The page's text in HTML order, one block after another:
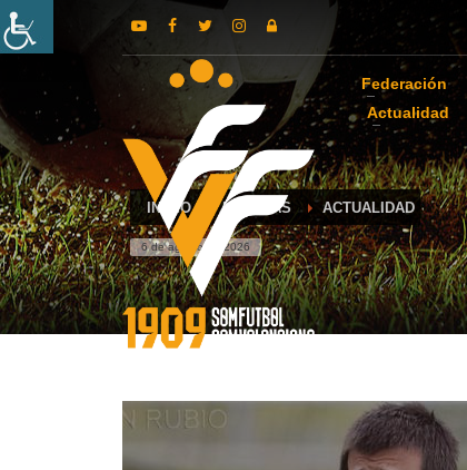
Federación
Actualidad
INICIO NOTICIAS ACTUALIDAD
6 de agosto de 2026